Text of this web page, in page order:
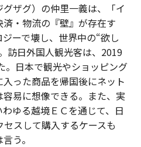
ザグ）の仲里一義は、「イ
・物流の『壁』が存在す
ーで壊し、世界中の“欲し
訪日外国人観光客は、2019
。日本で観光やショッピング
った商品を帰国後にネット
易に想像できる。また、実
ゆる越境ＥＣを通じて、日
スして購入するケースも
う。